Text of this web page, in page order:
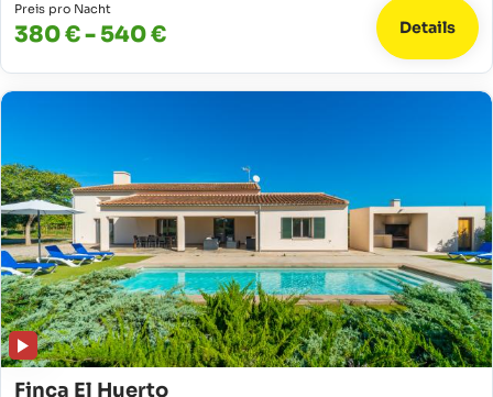
Preis pro Nacht
380 € - 540 € Details
Finca El Huerto